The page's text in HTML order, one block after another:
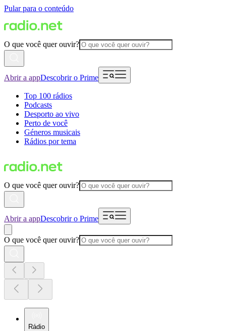
Pular para o conteúdo
O que você quer ouvir?
Abrir a appDescobrir o Prime
Top 100 rádios
Podcasts
Desporto ao vivo
Perto de você
Géneros musicais
Rádios por tema
O que você quer ouvir?
Abrir a appDescobrir o Prime
O que você quer ouvir?
Rádio